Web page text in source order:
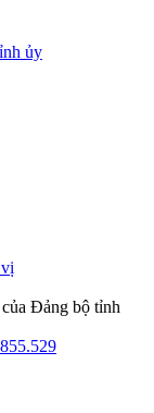
ủy
Đảng bộ tỉnh